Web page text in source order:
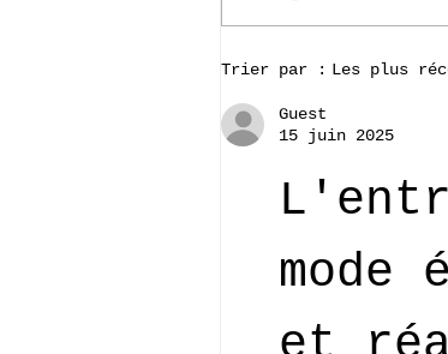
Lou,
"Les créations
Gus"
Trier par : Les plus
Guest
15 juin 2025